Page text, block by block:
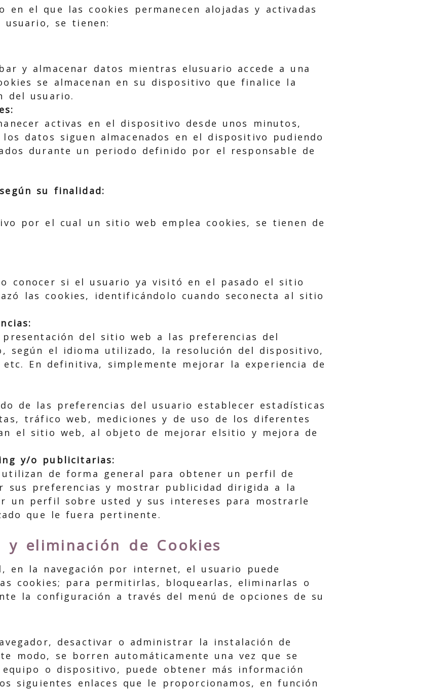
en el que las cookies permanecen alojadas y activadas
se tienen:
y almacenar datos mientras elusuario accede a una
se almacenan en su dispositivo que finalice la
del usuario.
activas en el dispositivo desde unos minutos,
datos siguen almacenados en el dispositivo pudiendo
durante un periodo definido por el responsable de
su finalidad:
por el cual un sitio web emplea cookies, se tienen de
conocer si el usuario ya visitó en el pasado el sitio
las cookies, identificándolo cuando seconecta al sitio
del sitio web a las preferencias del
según el idioma utilizado, la resolución del dispositivo,
etc. En definitiva, simplemente mejorar la experiencia de
de las preferencias del usuario establecer estadísticas
tráfico web, mediciones y de uso de los diferentes
el sitio web, al objeto de mejorar elsitio y mejora de
y/o publicitarias:
utilizan de forma general para obtener un perfil de
sus preferencias y mostrar publicidad dirigida a la
un perfil sobre usted y sus intereses para mostrarle
que le fuera pertinente.
y eliminación de Cookies
en la navegación por internet, el usuario puede
cookies; para permitirlas, bloquearlas, eliminarlas o
la configuración a través del menú de opciones de su
desactivar o administrar la instalación de
modo, se borren automáticamente una vez que se
o dispositivo, puede obtener más información
siguientes enlaces que le proporcionamos, en función